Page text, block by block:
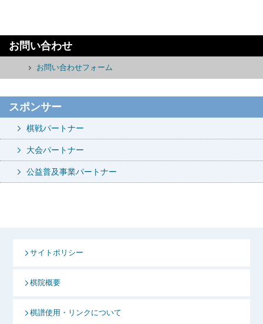
お問い合わせ
お問い合わせフォーム
スポンサー
棋戦パートナー
大会パートナー
公益普及事業パートナー
サイトポリシー
棋院概要
棋譜使用・リンクについて